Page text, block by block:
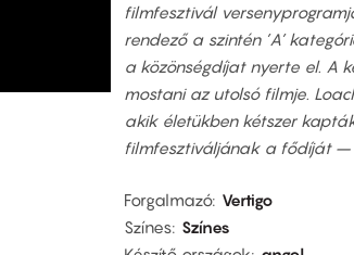
filmfesztivál
rendező a szintén ’A’
a közönségdíjat nyerte el. A
mostani az utolsó filmje.
akik életükben kétszer
filmfesztiváljának a fődíját –
Forgalmazó Vertigo
Színes Színes